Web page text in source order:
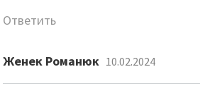
Ответить
Женек Романюк 10.02.2024